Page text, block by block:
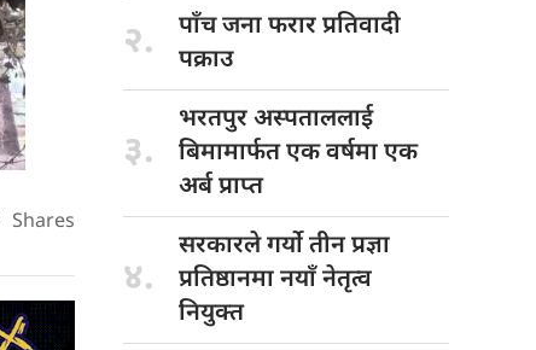
Shares
२. पाँच जनाफरार प्रतिवादी
पक्राउ
३.
भरतपुर अस्पताललाई
बिमामार्फत एक वर्षमा एक
अर्ब प्राप्त
४.
सरकारले गर्योतीन प्रज्ञा
प्रतिष्ठानमा नयाँ नेतृत्व
नियुक्त